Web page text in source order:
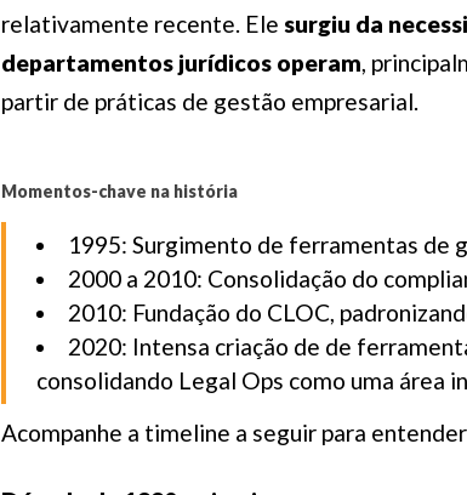
relativamente recente. Ele surgiu da
departamentos jurídicos operam,
partir de práticas de gestão empresarial.
Momentos-chave na história
1995: Surgimento de ferramentas de
2000 a 2010: Consolidação do
2010: Fundação do CLOC,
2020: Intensa criação de de
consolidando Legal Ops como uma área
Acompanhe a timeline a seguir para